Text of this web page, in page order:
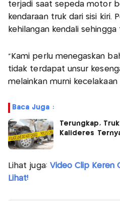
terjadi saat sepeda motor
kendaraan truk dari sisi kiri.
kehilangan kendali sehingga
“Kami perlu menegaskan
tidak terdapat unsur
melainkan murni kecelakaan
Baca Juga :
Terungkap,
Kalideres
Lihat juga: Video Clip Keren
Lihat!